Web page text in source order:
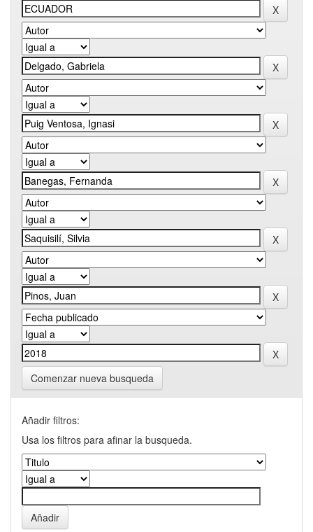
Comenzar nueva busqueda
Añadir filtros:
Usa los filtros para afinar la busqueda.